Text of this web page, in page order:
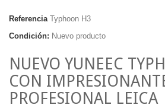
Referencia Typhoon H3
Condición: Nuevo producto
NUEVO YUNEEC
CON
PROFESIONAL LEICA